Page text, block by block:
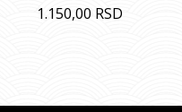
1.150,00 RSD